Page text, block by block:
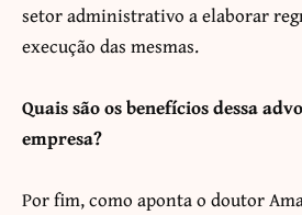
setor administrativo a elaborar
execução das mesmas.
Quais são os benefícios dessa
empresa?
Por fim, como aponta o doutor